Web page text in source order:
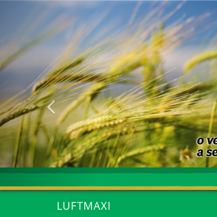
Anterior
LUFTMAXI